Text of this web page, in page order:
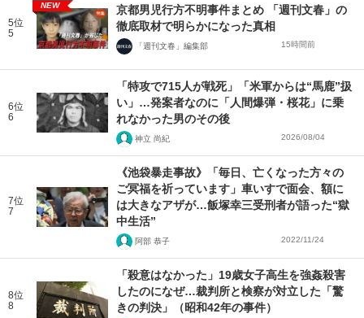
5位
5
NEW
京都男児行方不明事件まとめ 「週刊文春」の
徹底取材で明らかになった真相
「週刊文春」編集部 15時間前
6位
6
「特攻で715人が戦死」「米軍からは“馬鹿”扱
い」…発案者なのに「人間爆弾・桜花」に乗
れなかった男のその後
神立 尚紀 2026/08/04
7位
7
《池袋暴走事故》「毎日、亡くなった方々の
ご冥福を祈っています」車いすで面会、額に
は大きなアザが…飯塚幸三受刑者が語った“獄
中生活”
阿部 恭子 2022/11/24
8位
8
「殺意はなかった」19歳女子高生を強姦殺害
したのになぜ…裁判所と検察が対立した「驚
きの判決」（昭和42年の事件）